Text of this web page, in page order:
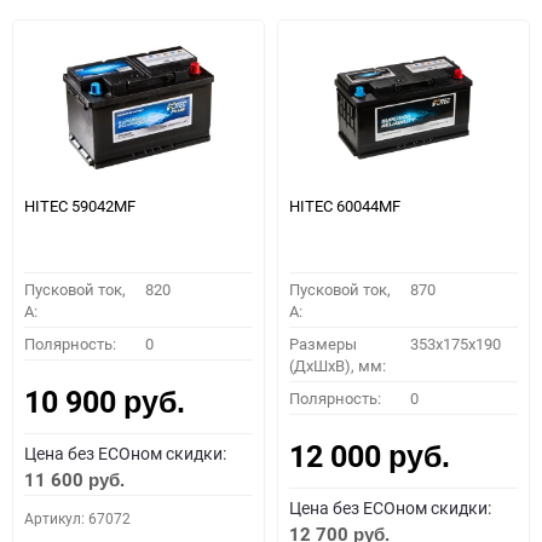
HITEC 59042MF
Пусковой ток,
A:
820
Полярность: 0
10 900 руб.
Цена без ECOном скидки:
11 600 руб.
Артикул: 67072
HITEC 60044MF
Пусковой ток,
A:
870
Размеры
(ДхШхВ), мм:
353x175x190
Полярность: 0
12 000 руб.
Цена без ECOном скидки:
12 700 руб.